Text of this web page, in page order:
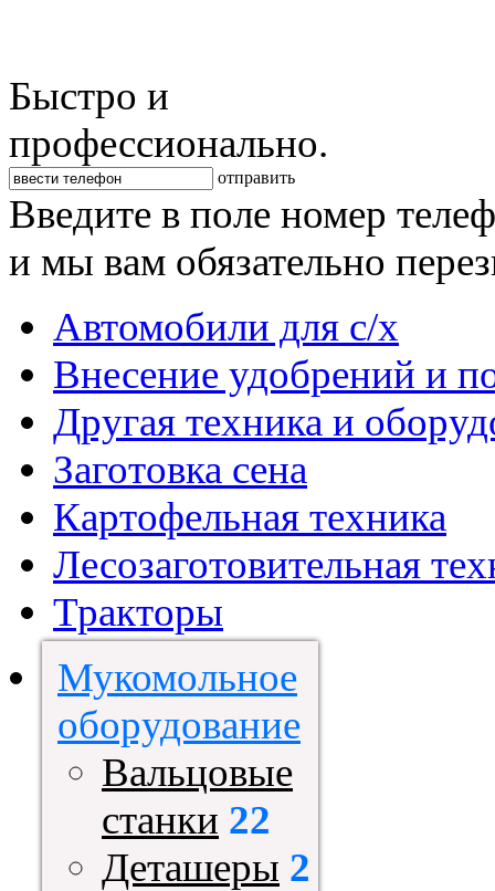
Быстро и
профессионально.
отправить
Введите в поле номер
и мы вам обязательно
Автомобили для с/х
Внесение удобрений и
Другая техника и
Заготовка сена
Картофельная техника
Лесозаготовительная
Тракторы
Мукомольное
оборудование
Вальцовые
станки 22
Деташеры 2